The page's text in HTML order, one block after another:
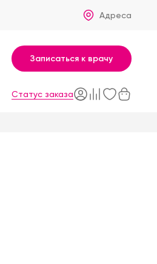
Адреса
Записаться к врачу
Статус заказа